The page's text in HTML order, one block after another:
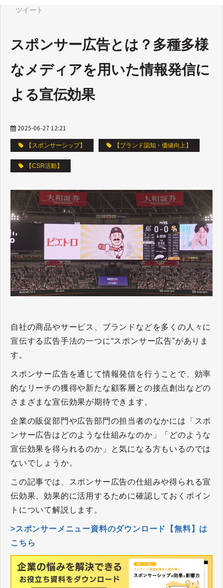
ツイート
スポンサー広告とは？多種多様
なメディアを用いた情報発信に
よる宣伝効果
2025-06-27 12:21
【スポンサーシップ】 【ブランド認知・価値向上】
【CSR活動】
自社の商品やサービス、ブランドなどを多くの人々に
宣伝する広告手法の一つに“スポンサー広告”がありま
す。
スポンサー広告を通じて情報発信を行うことで、効率
的なリーチの獲得や新たな顧客層との接点創出などの
さまざまな宣伝効果が期待できます。
企業の販促部門や広告部門の担当者のなかには「スポ
ンサー広告はどのような仕組みなのか」「どのような
宣伝効果を得られるのか」と気になる方もいるのでは
ないでしょうか。
この記事では、スポンサー広告の仕組みや得られる宣
伝効果、効果的に活用するために確認しておくポイン
トについて解説します。
>スポンサーメニュー資料のダウンロード【無料】は
こちら